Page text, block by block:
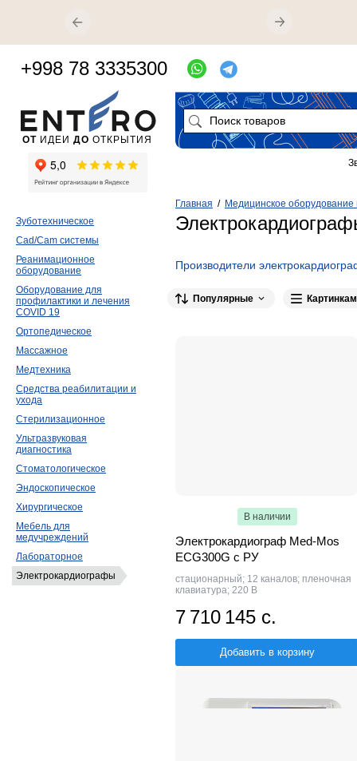
Главная / Медицинское оборудование
Производители
Популярные
В наличии
Электрокардиограф Med-Mos
ECG300G с РУ
стационарный; 12 каналов; пленочная
клавиатура; 220 В
7 710 145 с.
Добавить в корзину
Зуботехническое
Cad/Cam системы
Реанимационное
оборудование
Оборудование для
профилактики и лечения
COVID 19
Ортопедическое
Массажное
Медтехника
Средства реабилитации и
ухода
Стерилизационное
Ультразвуковая
диагностика
Стоматологическое
Эндоскопическое
Хирургическое
Мебель для
медучреждений
Лабораторное
Электрокардиографы
ОТ ИДЕИ ДО ОТКРЫТИЯ
+998 78 3335300